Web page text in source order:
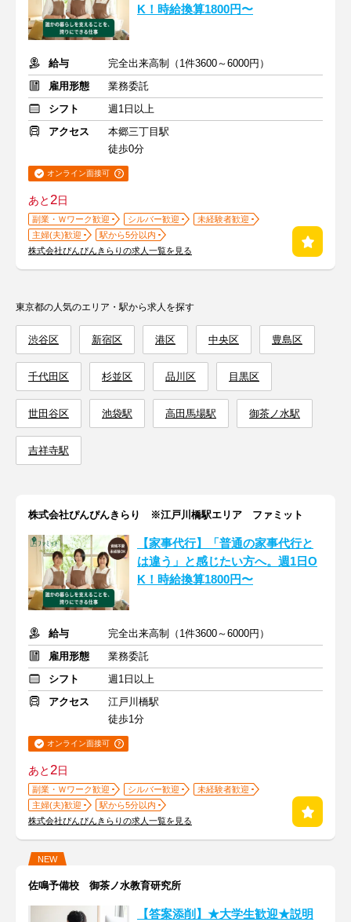
K！時給換算1800円〜
給与
完全出来高制（1件3600～6000円）
雇用形態
業務委託
シフト
週1日以上
アクセス
本郷三丁目駅
徒歩0分
オンライン面接可
あと2日
副業・Ｗワーク歓迎 シルバー歓迎
未経験者歓迎
主婦(夫)歓迎
駅から5分以内
株式会社ぴんぴんきらりの求人一覧を見る
東京都の人気のエリア・駅から求人を探す
渋谷区 新宿区 港区 中央区 豊島区
千代田区 杉並区 品川区 目黒区
世田谷区 池袋駅 高田馬場駅 御茶ノ水駅
吉祥寺駅
株式会社ぴんぴんきらり ※江戸川橋駅エリア ファミット
【家事代行】「普通の家事代行と
は違う」と感じたい方へ。週1日O
K！時給換算1800円〜
給与
完全出来高制（1件3600～6000円）
雇用形態
業務委託
シフト
週1日以上
アクセス
江戸川橋駅
徒歩1分
オンライン面接可
あと2日
副業・Ｗワーク歓迎 シルバー歓迎
未経験者歓迎
主婦(夫)歓迎
駅から5分以内
株式会社ぴんぴんきらりの求人一覧を見る
NEW
佐鳴予備校 御茶ノ水教育研究所
【答案添削】★大学生歓迎★説明